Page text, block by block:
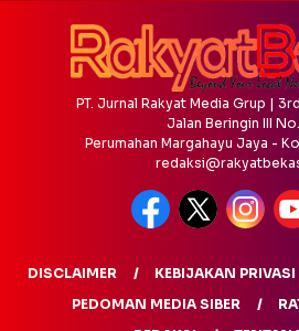
PT. Jurnal Rakyat Media Grup |
Jalan Beringin III
Perumahan Margahayu Jaya -
DISCLAIMER KEBIJAKAN PRIVASI
PEDOMAN MEDIA SIBER